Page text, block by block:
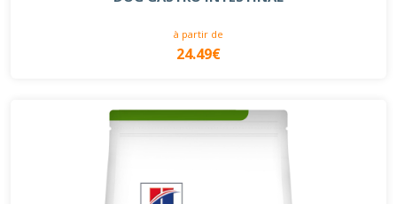
à partir de
24.49€